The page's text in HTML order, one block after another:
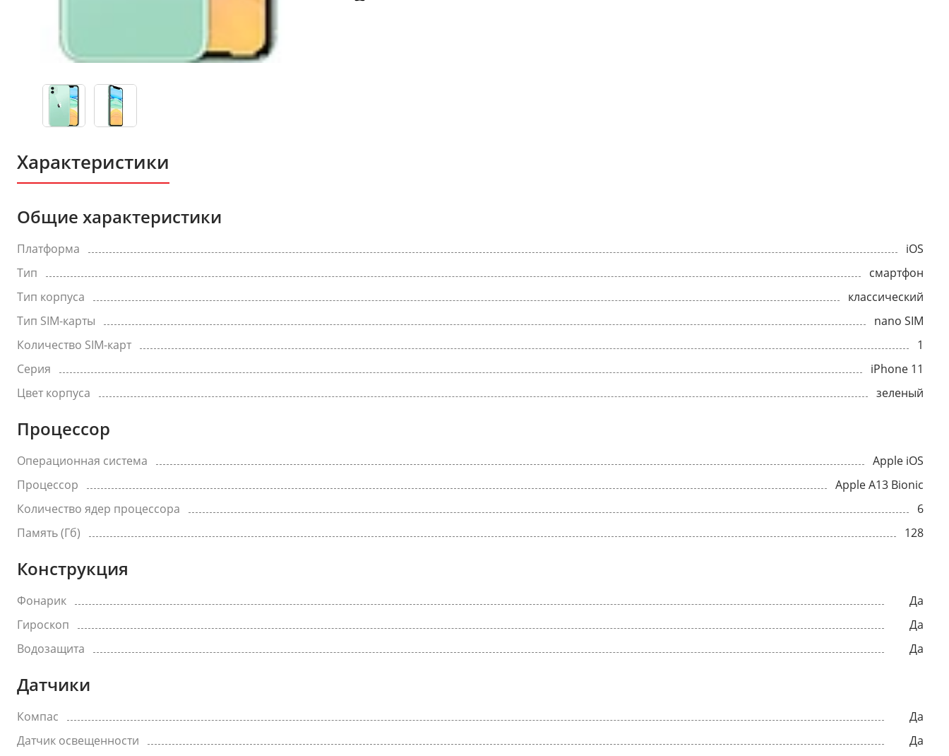
Характеристики
Общие характеристики
Платформа
iOS
Тип
смартфон
Тип корпуса
классический
Тип SIM-карты
nano SIM
Количество SIM-карт
1
Серия
iPhone 11
Цвет корпуса
зеленый
Процессор
Операционная система
Apple iOS
Процессор
Apple A13 Bionic
Количество ядер процессора
6
Память (Гб)
128
Конструкция
Фонарик
Да
Гироскоп
Да
Водозащита
Да
Датчики
Компас
Да
Датчик освещенности
Да